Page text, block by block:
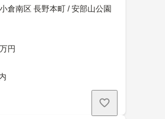
倉南区 長野本町 / 安部山公園
円